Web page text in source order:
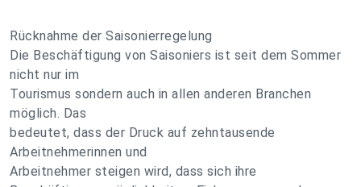
Rücknahme der Saisonierregelung
Die Beschäftigung von Saisoniers ist seit dem Sommer
nicht nur im
Tourismus sondern auch in allen anderen Branchen
möglich. Das
bedeutet, dass der Druck auf zehntausende
Arbeitnehmerinnen und
Arbeitnehmer steigen wird, dass sich ihre